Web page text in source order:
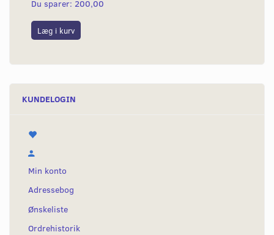
Du sparer: 200,00
Læg i kurv
KUNDELOGIN
Min konto
Adressebog
Ønskeliste
Ordrehistorik